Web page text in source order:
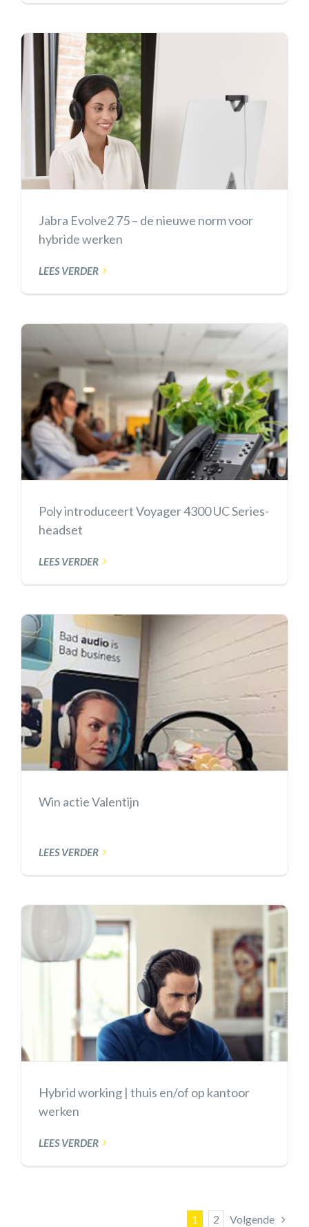
Jabra Evolve2 75 – de nieuwe norm voor
hybride werken
LEES VERDER
Poly introduceert Voyager 4300 UC Series-
headset
LEES VERDER
Win actie Valentijn
LEES VERDER
Hybrid working | thuis en/of op kantoor
werken
LEES VERDER
1 2 Volgende